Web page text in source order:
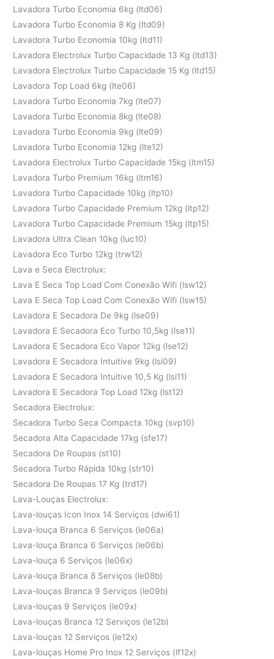
Lavadora Turbo Economia 6kg (ltd06)
Lavadora Turbo Economia 8 Kg (ltd09)
Lavadora Turbo Economia 10kg (ltd11)
Lavadora Electrolux Turbo Capacidade 13 Kg (ltd13)
Lavadora Electrolux Turbo Capacidade 15 Kg (ltd15)
Lavadora Top Load 6kg (lte06)
Lavadora Turbo Economia 7kg (lte07)
Lavadora Turbo Economia 8kg (lte08)
Lavadora Turbo Economia 9kg (lte09)
Lavadora Turbo Economia 12kg (lte12)
Lavadora Electrolux Turbo Capacidade 15kg (ltm15)
Lavadora Turbo Premium 16kg (ltm16)
Lavadora Turbo Capacidade 10kg (ltp10)
Lavadora Turbo Capacidade Premium 12kg (ltp12)
Lavadora Turbo Capacidade Premium 15kg (ltp15)
Lavadora Ultra Clean 10kg (luc10)
Lavadora Eco Turbo 12kg (trw12)
Lava e Seca Electrolux:
Lava E Seca Top Load Com Conexão Wifi (lsw12)
Lava E Seca Top Load Com Conexão Wifi (lsw15)
Lavadora E Secadora De 9kg (lse09)
Lavadora E Secadora Eco Turbo 10,5kg (lse11)
Lavadora E Secadora Eco Vapor 12kg (lse12)
Lavadora E Secadora Intuitive 9kg (lsi09)
Lavadora E Secadora Intuitive 10,5 Kg (lsi11)
Lavadora E Secadora Top Load 12kg (lst12)
Secadora Electrolux:
Secadora Turbo Seca Compacta 10kg (svp10)
Secadora Alta Capacidade 17kg (sfe17)
Secadora De Roupas (st10)
Secadora Turbo Rápida 10kg (str10)
Secadora De Roupas 17 Kg (trd17)
Lava-Louças Electrolux:
Lava-louças Icon Inox 14 Serviços (dwi61)
Lava-louça Branca 6 Serviços (le06a)
Lava-louça Branca 6 Serviços (le06b)
Lava-louça 6 Serviços (le06x)
Lava-louça Branca 8 Serviços (le08b)
Lava-louças Branca 9 Serviços (le09b)
Lava-louças 9 Serviços (le09x)
Lava-louças Branca 12 Serviços (le12b)
Lava-louças 12 Serviços (le12x)
Lava-louças Home Pro Inox 12 Serviços (lf12x)